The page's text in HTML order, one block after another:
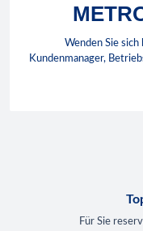
Wenden Sie
Kundenmanager,
Für Sie